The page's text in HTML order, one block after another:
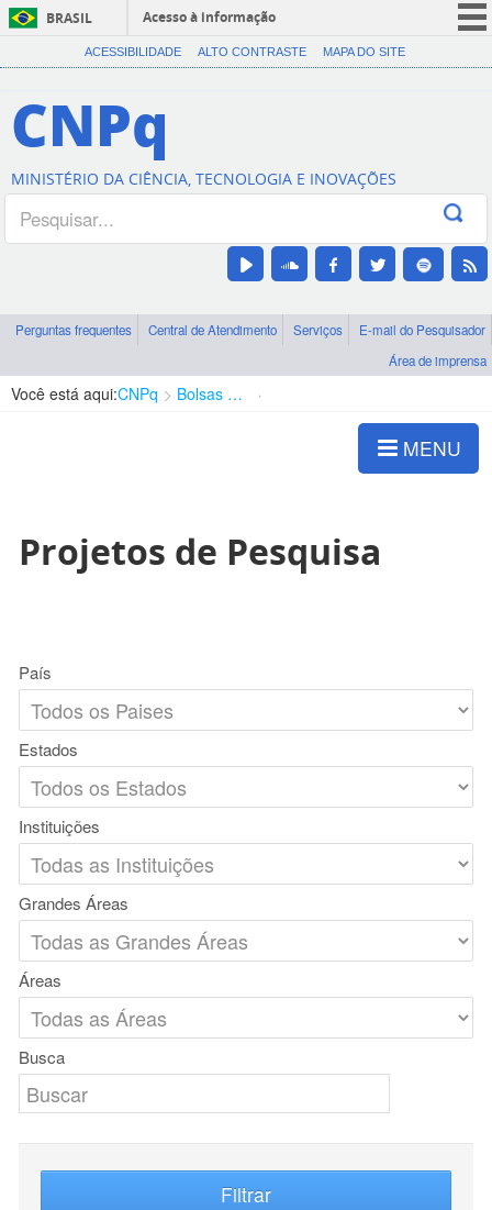
BRASIL
Acesso à informação
CORONAVÍRUS (COVID-19)
Canais
ACESSIBILIDADE ALTO CONTRASTE MAPA DO SITE
CNPq
MINISTÉRIO DA CIÊNCIA, TECNOLOGIA E INOVAÇÕES
Perguntas frequentes Central de Atendimento Serviços
E-mail do Pesquisador
Área de imprensa
Você está aqui:CNPq Bolsas e Auxílios Vigentes
MENU
Projetos de Pesquisa
País
Estados
Instituições
Grandes Áreas
Áreas
Busca
Filtrar